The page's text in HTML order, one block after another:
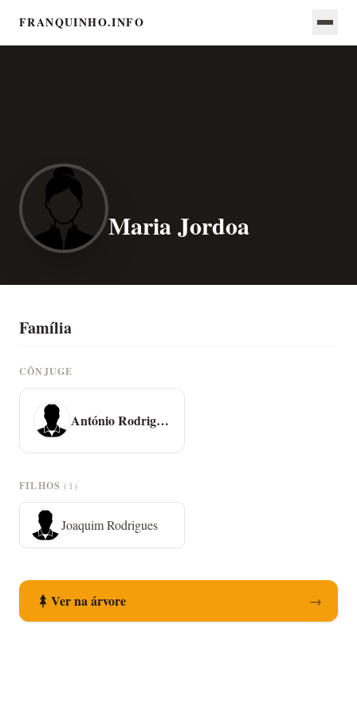
FRANQUINHO.INFO
Maria Jordoa
Família
CÔNJUGE
António Rodrigues Rolo
FILHOS(1)
Joaquim Rodrigues
Ver na árvore →